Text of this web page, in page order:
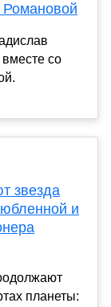
Романовой
со
звезда
и
планеты: